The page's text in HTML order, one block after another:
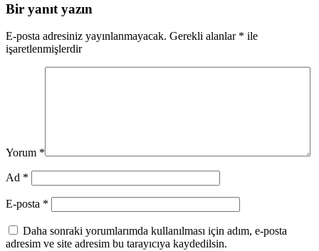
Bir yanıt yazın
E-posta adresiniz yayınlanmayacak. Gerekli alanlar * ile
işaretlenmişlerdir
Yorum *
Ad *
E-posta *
Daha sonraki yorumlarımda kullanılması için adım, e-posta
adresim ve site adresim bu tarayıcıya kaydedilsin.